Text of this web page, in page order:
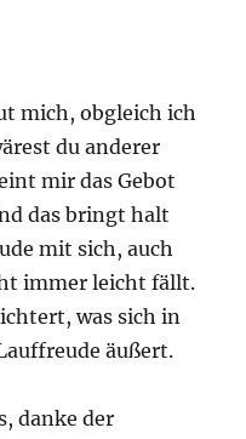
mich, obgleich ich
du anderer
mir das Gebot
das bringt halt
mit sich, auch
immer leicht fällt.
was sich in
äußert.
danke der